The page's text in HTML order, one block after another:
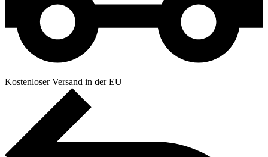
Kostenloser Versand in der EU